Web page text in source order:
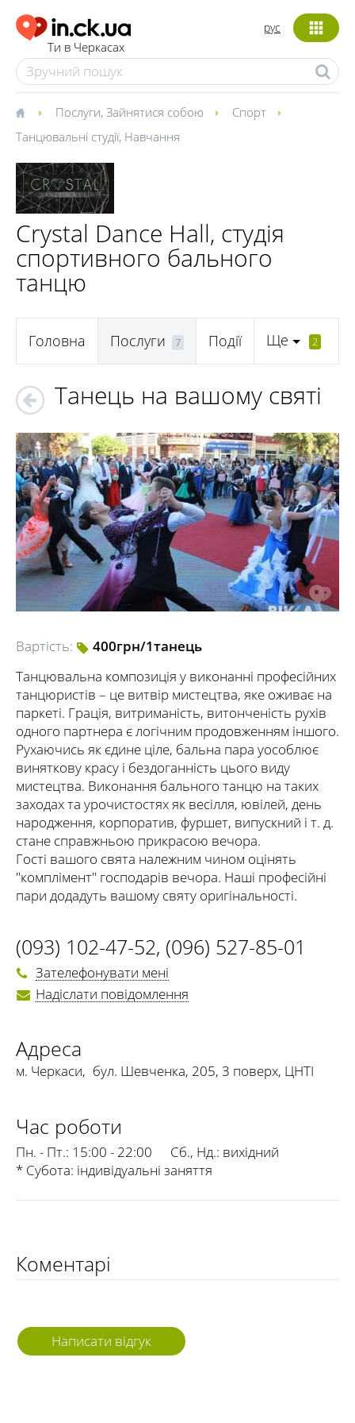
Ти в Черкасах
рус
Послуги, Зайнятися собою
Спорт
Танцювальні студії, Навчання
Crystal Dance Hall, студія
спортивного бального
танцю
Головна Послуги 7 Події Ще 2
Танець на вашому святі
Вартість:
400грн/1танець
Танцювальна композиція у виконанні професійних
танцюристів – це витвір мистецтва, яке оживає на
паркеті. Грація, витриманість, витонченість рухів
одного партнера є логічним продовженням іншого.
Рухаючись як єдине ціле, бальна пара уособлює
виняткову красу і бездоганність цього виду
мистецтва. Виконання бального танцю на таких
заходах та урочистостях як весілля, ювілей, день
народження, корпоратив, фуршет, випускний і т. д.
стане справжньою прикрасою вечора.
Гості вашого свята належним чином оцінять
"комплімент" господарів вечора. Наші професійні
пари додадуть вашому святу оригінальності.
(093) 102-47-52, (096) 527-85-01
Зателефонувати мені
Надіслати повідомлення
Адреса
м. Черкаси, бул. Шевченка, 205, 3 поверх, ЦНТІ
Час роботи
Пн. - Пт.: 15:00 - 22:00 Сб., Нд.: вихідний
* Субота: індивідуальні заняття
Коментарі
Написати відгук